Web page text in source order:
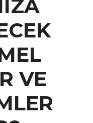
VE